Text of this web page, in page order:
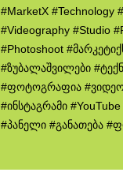
#MarketX #Technology
#Videography #Studio
#Photoshoot
#ზუბალაშვილები
#ფოტოგრაფია
#ინსტაგრამი
#პანელი #განათება